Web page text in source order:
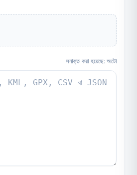
সনাক্ত করা হয়েছে:অটো